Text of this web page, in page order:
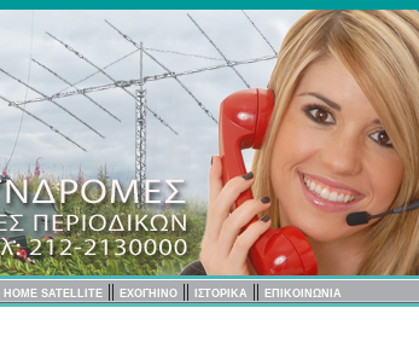
HOME SATELLITE || EXOΓΗΙΝΟ || ΙΣΤΟΡΙΚΑ || ΕΠΙΚΟΙΝΩΝΙΑ